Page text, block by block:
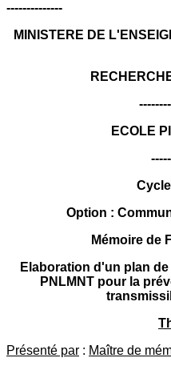
--------------
MINISTERE DE
ECOLE
Option :
Mémoire de
Elaboration d'un plan
PNLMNT pour la
Présenté par : Maître de